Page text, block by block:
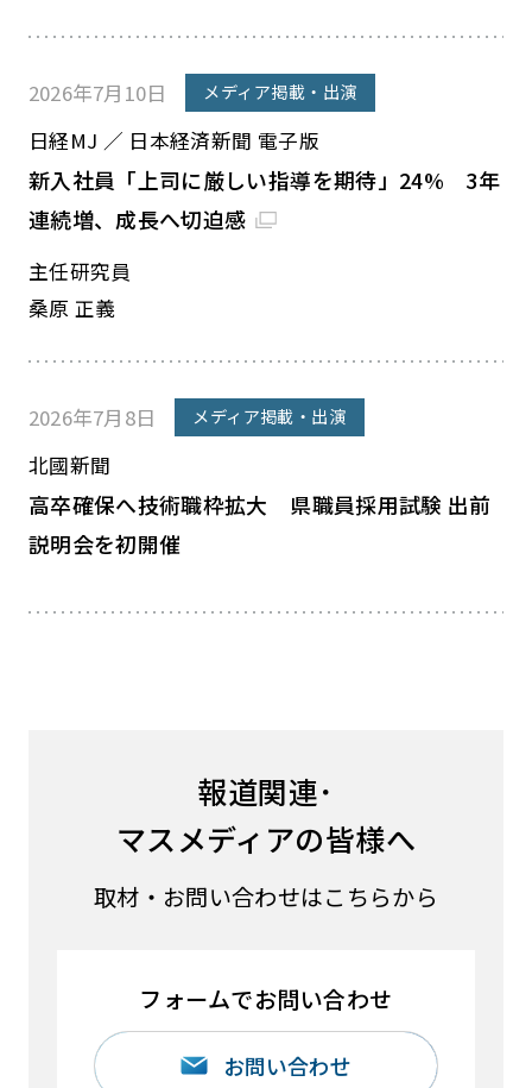
2026年7月10日 メディア掲載・出演
日経MJ ／ 日本経済新聞 電子版
新入社員「上司に厳しい指導を期待」24% 3年
連続増、成長へ切迫感
主任研究員
桑原 正義
2026年7月8日 メディア掲載・出演
北國新聞
高卒確保へ技術職枠拡大 県職員採用試験 出前
説明会を初開催
報道関連･
マスメディアの皆様へ
取材・お問い合わせはこちらから
フォームでお問い合わせ
お問い合わせ